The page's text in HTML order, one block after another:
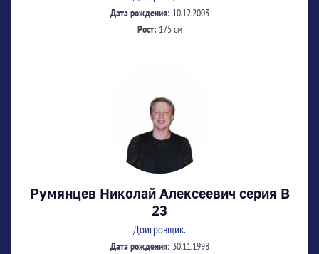
Дата рождения: 10.12.2003
Рост: 175 см
Румянцев Николай Алексеевич серия В
23
Доигровщик.
Дата рождения: 30.11.1998